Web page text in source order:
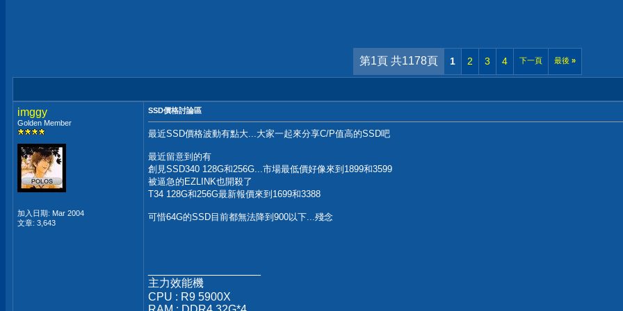
第1頁 共1178頁 1 2 3 4 下一頁 最後 »
imggy
Golden Member
加入日期: Mar 2004
文章: 3,643
SSD價格討論區
最近SSD價格波動有點大...大家一起來分享C/P值高的SSD吧
最近留意到的有
創見SSD340 128G和256G...市場最低價好像來到1899和3599
被逼急的EZLINK也開殺了
T34 128G和256G最新報價來到1699和3388
可惜64G的SSD目前都無法降到900以下...殘念
主力效能機
CPU : R9 5900X